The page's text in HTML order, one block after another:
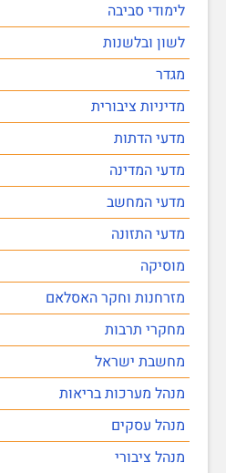
לימודי סביבה
לשון ובלשנות
מגדר
מדיניות ציבורית
מדעי הדתות
מדעי המדינה
מדעי המחשב
מדעי התזונה
מוסיקה
מזרחנות וחקר האסלאם
מחקרי תרבות
מחשבת ישראל
מנהל מערכות בריאות
מנהל עסקים
מנהל ציבורי